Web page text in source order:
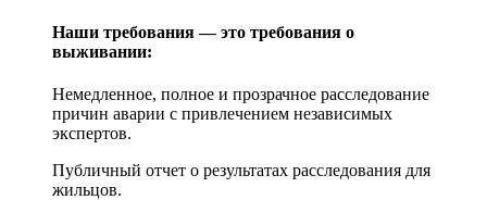
Наши требования — это требования о
выживании:
Немедленное, полное и прозрачное расследование
причин аварии с привлечением независимых
экспертов.
Публичный отчет о результатах расследования для
жильцов.